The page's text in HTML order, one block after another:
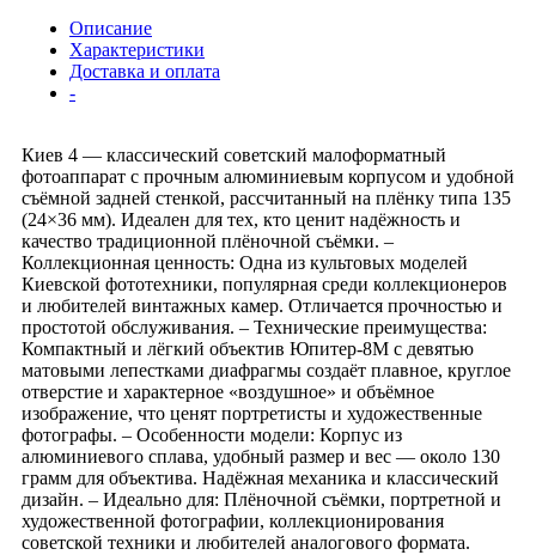
Описание
Характеристики
Доставка и оплата
-
Киев 4 — классический советский малоформатный
фотоаппарат с прочным алюминиевым корпусом и удобной
съёмной задней стенкой, рассчитанный на плёнку типа 135
(24×36 мм). Идеален для тех, кто ценит надёжность и
качество традиционной плёночной съёмки. –
Коллекционная ценность: Одна из культовых моделей
Киевской фототехники, популярная среди коллекционеров
и любителей винтажных камер. Отличается прочностью и
простотой обслуживания. – Технические преимущества:
Компактный и лёгкий объектив Юпитер-8М с девятью
матовыми лепестками диафрагмы создаёт плавное, круглое
отверстие и характерное «воздушное» и объёмное
изображение, что ценят портретисты и художественные
фотографы. – Особенности модели: Корпус из
алюминиевого сплава, удобный размер и вес — около 130
грамм для объектива. Надёжная механика и классический
дизайн. – Идеально для: Плёночной съёмки, портретной и
художественной фотографии, коллекционирования
советской техники и любителей аналогового формата.